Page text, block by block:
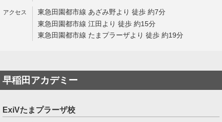
東急田園都市線 あざみ野より 徒歩 約7分
東急田園都市線 江田より 徒歩 約15分
東急田園都市線 たまプラーザより 徒歩 約19分
早稲田アカデミー
ExiVたまプラーザ校